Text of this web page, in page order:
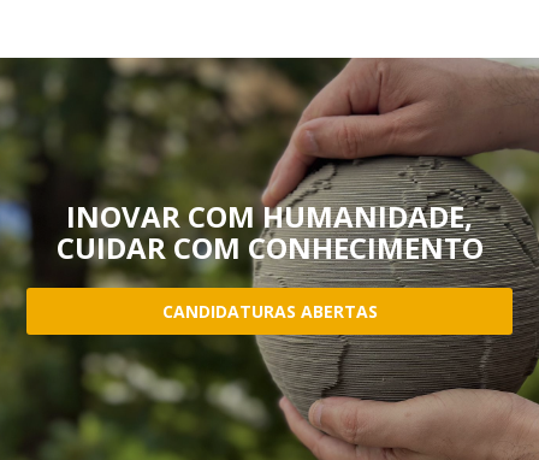
INOVAR COM HUMANIDADE,
CUIDAR COM CONHECIMENTO
CANDIDATURAS ABERTAS